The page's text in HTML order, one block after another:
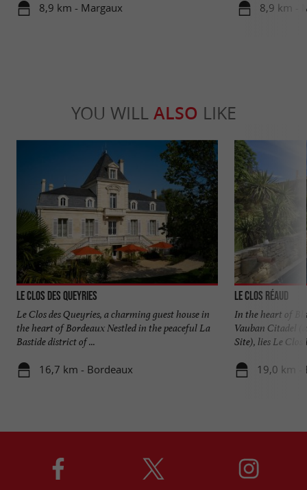
8,9 km - Margaux 8,9 km -
YOU WILL ALSO LIKE
Le Clos des Queyries
Le Clos des Queyries, a charming guest house in
the heart of Bordeaux Nestled in the peaceful La
Bastide district of ...
16,7 km - Bordeaux
Le Clos Réaud
In the heart of
Vauban Citadel
Site), lies Le Clos
19,0 km -